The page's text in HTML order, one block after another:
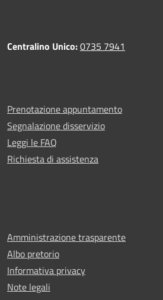
Centralino Unico:0735 7941
Prenotazione appuntamento
Segnalazione disservizio
Leggi le FAQ
Richiesta di assistenza
Amministrazione trasparente
Albo pretorio
Informativa privacy
Note legali